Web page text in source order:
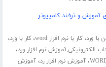
آموزش و ترفند کامپیوتر
با ورد،کار با نرم افزار word ،کار با ورد،
الکترونیکی,آموزش نرم افزار ورد،
،آموزش نرم افزار رد،آموزش